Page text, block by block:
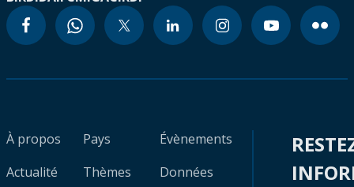
À propos
Actualité
Pays
Thèmes
Évènements
Données